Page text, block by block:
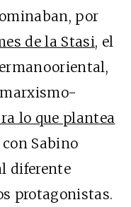
por
de la Stasi, el
lo que plantea
Sabino
diferente
protagonistas.